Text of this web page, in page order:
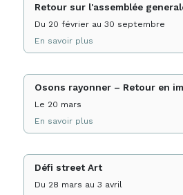
Retour sur l'assemblée
Du 20 février au 30 septembre
En savoir plus
Osons rayonner – Retour en
Le 20 mars
En savoir plus
Défi street Art
Du 28 mars au 3 avril